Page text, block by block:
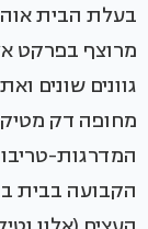
בעלת הבית
מרוצף בפרקט
גוונים שונים
מחופה דק מטיק
המדרגות-
הקבועה בבית